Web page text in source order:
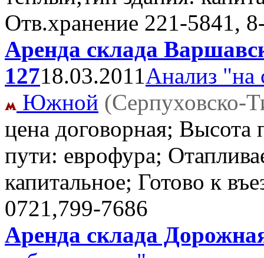
Отв.хранение 221-5841,
Аренда склада
12718.03.2011Анализ "на
Южной (Серпуховско-
цена договорная; Высота
пути: еврофура;
капитальное; Готово к
0721,799-7686
Аренда склада